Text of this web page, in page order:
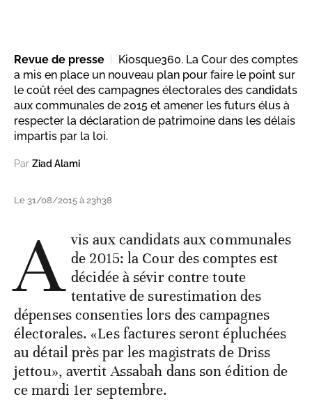
Revue de presse
Kiosque360. La Cour des comptes
a mis en place un nouveau plan pour faire le point sur
le coût réel des campagnes électorales des candidats
aux communales de 2015 et amener les futurs élus à
respecter la déclaration de patrimoine dans les délais
impartis par la loi.
Par Ziad Alami
Le 31/08/2015 à 23h38
A vis aux candidats aux communales
de 2015: la Cour des comptes est
décidée à sévir contre toute
tentative de surestimation des
dépenses consenties lors des campagnes
électorales. «Les factures seront épluchées
au détail près par les magistrats de Driss
jettou», avertit Assabah dans son édition de
ce mardi 1er septembre.